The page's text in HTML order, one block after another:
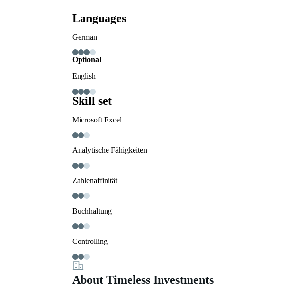
Languages
German
Optional
English
Skill set
Microsoft Excel
Analytische Fähigkeiten
Zahlenaffinität
Buchhaltung
Controlling
About Timeless Investments